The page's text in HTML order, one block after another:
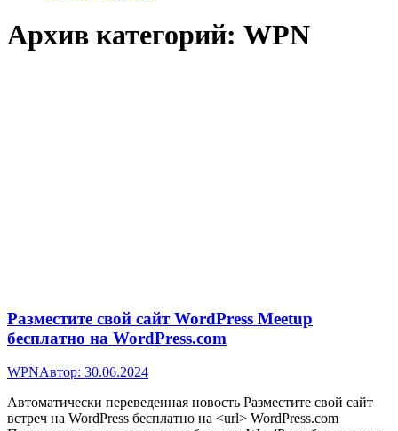
Архив категорий: WPN
Разместите свой сайт WordPress Meetup
бесплатно на WordPress.com
WPNАвтор: 30.06.2024
Автоматически переведенная новость Разместите свой сайт
встреч на WordPress бесплатно на <url> WordPress.com